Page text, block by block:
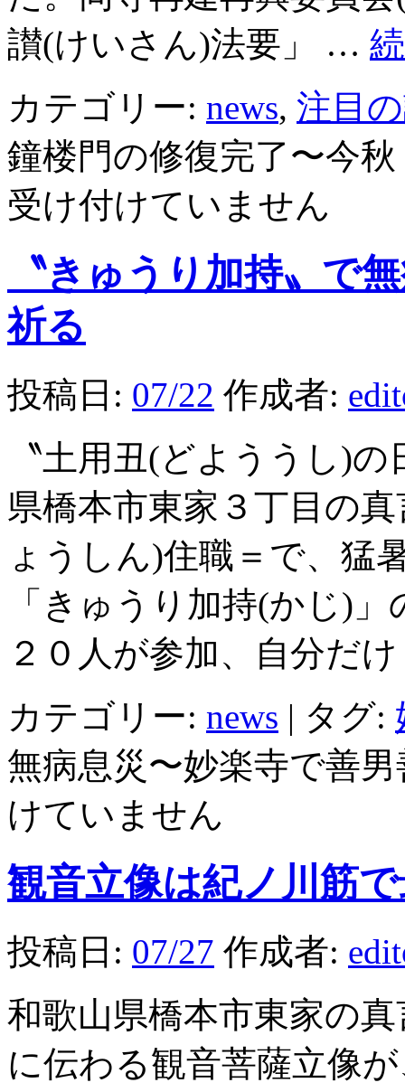
讃(けいさん)法要」 …
カテゴリー: news, 注目
鐘楼門の修復完了〜今
受け付けていません
〝きゅうり加持〟で
祈る
投稿日: 07/22 作成者:
〝土用丑(どよううし)
県橋本市東家３丁目の
ょうしん)住職＝で、猛
「きゅうり加持(かじ)
２０人が参加、自分だ
カテゴリー: news | タグ:
無病息災〜妙楽寺で善
けていません
観音立像は紀ノ川筋
投稿日: 07/27 作成者:
和歌山県橋本市東家の
に伝わる観音菩薩立像